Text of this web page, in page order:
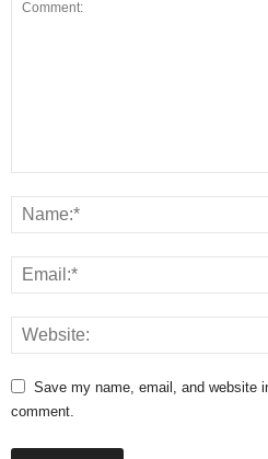
Save my name, email, and website
comment.